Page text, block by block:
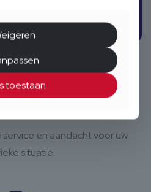
en aandacht voor uw
situatie.
toestaan